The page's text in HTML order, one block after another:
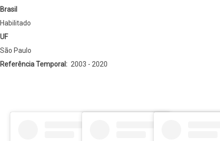
Brasil
Habilitado
UF
São Paulo
Referência Temporal
2003 - 2020